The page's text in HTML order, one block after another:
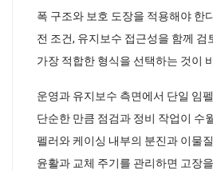
폭 구조와 보호 도장을 적용해야 한
전 조건, 유지보수 접근성을 함께 검
가장 적합한 형식을 선택하는 것이
운영과 유지보수 측면에서 단일 임
단순한 만큼 점검과 정비 작업이 수
펠러와 케이싱 내부의 분진과 이물
윤활과 교체 주기를 관리하면 고장